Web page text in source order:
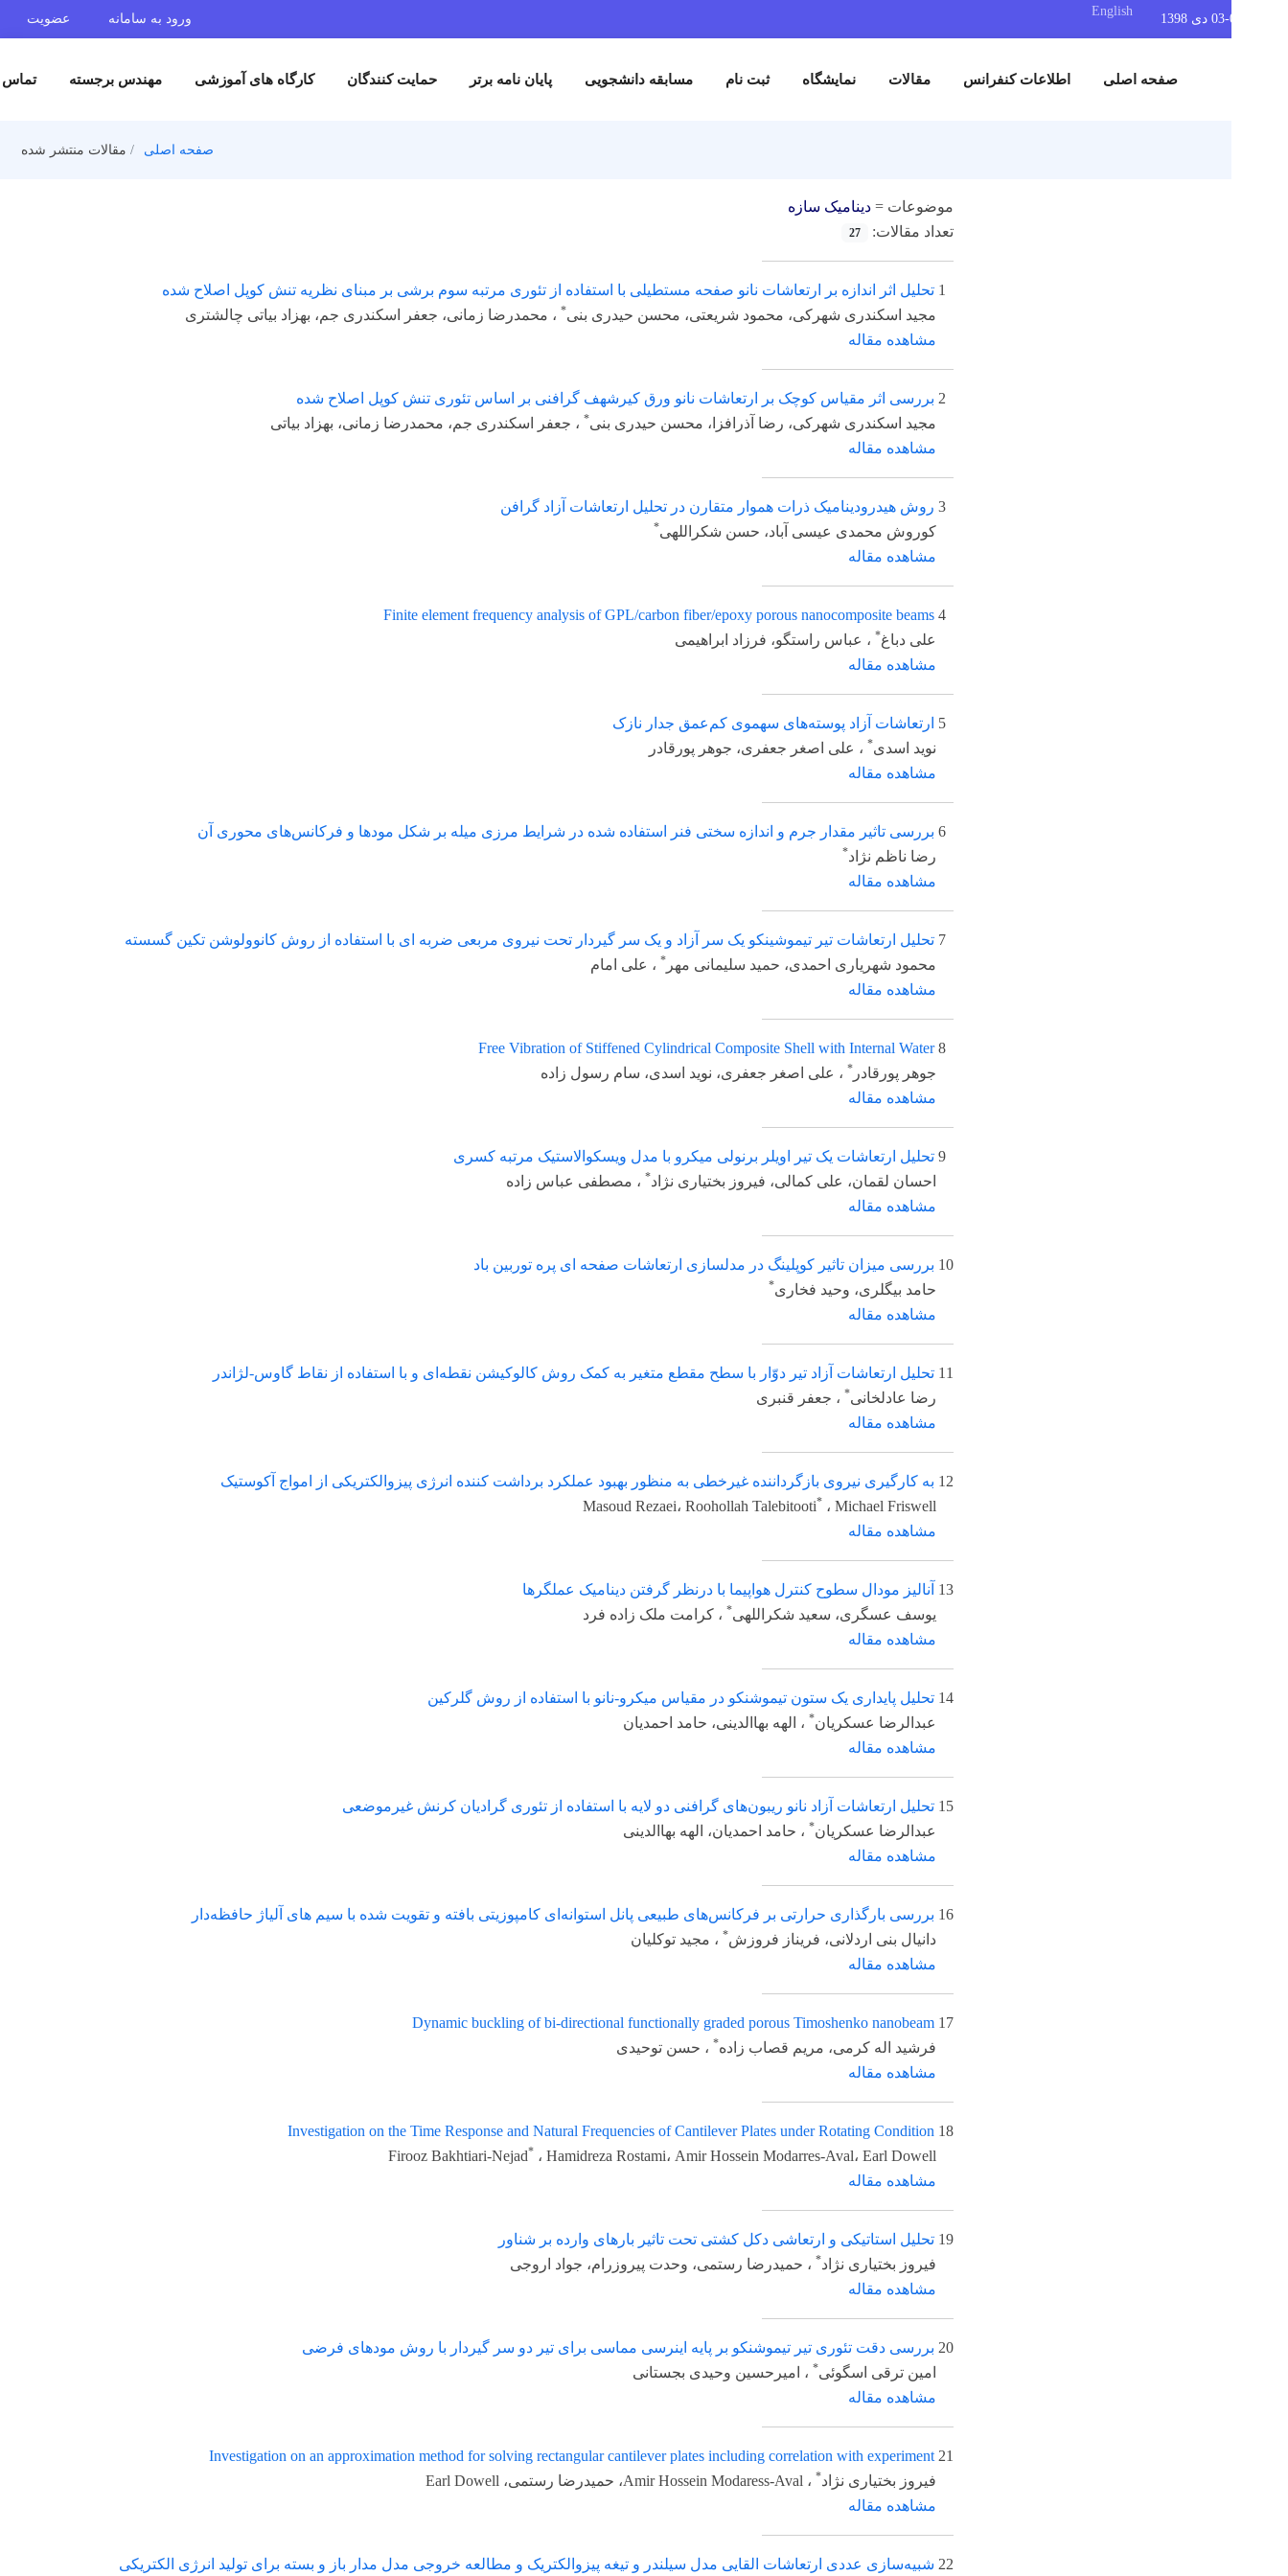
English
ورود به سامانه عضویت
صفحه اصلی اطلاعات کنفرانس مقالات نمایشگاه ثبت نام مسابقه دانشجویی پایان نامه برتر حمایت کنندگان کارگاه های آموزشی مهندس برجسته تماس با ما
صفحه اصلی مقالات منتشر شده
موضوعات =دینامیک سازه
تعداد مقالات: 27
تحلیل اثر اندازه بر ارتعاشات نانو صفحه مستطیلی با استفاده از تئوری مرتبه سوم برشی بر مبنای نظریه تنش کوپل اصلاح شده
مجید اسکندری شهرکی، محمود شریعتی، محسن حیدری بنی ، محمدرضا زمانی، جعفر اسکندری جم، بهزاد بیاتی چالشتری
مشاهده مقاله
بررسی اثر مقیاس کوچک بر ارتعاشات نانو ورق کیرشهف گرافنی بر اساس تئوری تنش کوپل اصلاح شده
مجید اسکندری شهرکی، رضا آذرافزا، محسن حیدری بنی ، جعفر اسکندری جم، محمدرضا زمانی، بهزاد بیاتی
مشاهده مقاله
روش هیدرودینامیک ذرات هموار متقارن در تحلیل ارتعاشات آزاد گرافن
کوروش محمدی عیسی آباد، حسن شکراللهی*
مشاهده مقاله
Finite element frequency analysis of GPL/carbon fiber/epoxy porous nanocomposite beams
*، عباس راستگو، فرزاد ابراهیمی
مشاهده مقاله
ارتعاشات آزاد پوسته‌های سهموی کم‌عمق جدار نازک
نوید اسدی ، علی اصغر جعفری، جوهر پورقادر
مشاهده مقاله
بررسی تاثیر مقدار جرم و اندازه سختی فنر استفاده شده در شرایط مرزی میله بر شکل مودها و فرکانس‌های محوری آن
رضا ناظم نژاد*
مشاهده مقاله
تحلیل ارتعاشات تیر تیموشینکو یک سر آزاد و یک سر گیردار تحت نیروی مربعی ضربه ای با استفاده از روش کانوولوشن تکین گسسته
محمود شهریاری احمدی، حمید سلیمانی مهر ، علی امام
مشاهده مقاله
Free Vibration of Stiffened Cylindrical Composite Shell with Internal Water
جوهر پورقادر
، علی اصغر جعفری، نوید اسدی، سام رسول زاده
مشاهده مقاله
تحلیل ارتعاشات یک تیر اویلر برنولی میکرو با مدل ویسکوالاستیک مرتبه کسری
احسان لقمان، علی کمالی، فیروز بختیاری نژاد ، مصطفی عباس زاده
مشاهده مقاله
بررسی میزان تاثیر کوپلینگ در مدلسازی ارتعاشات صفحه ای پره توربین باد
حامد بیگلری، وحید فخاری
مشاهده مقاله
تحلیل ارتعاشات آزاد تیر دوّار با سطح مقطع متغیر به کمک روش کالوکیشن نقطه‌ای و با استفاده از نقاط گاوس-لژاندر
رضا عادلخانی *، جعفر قنبری
مشاهده مقاله
به کارگیری نیروی بازگرداننده غیرخطی به منظور بهبود عملکرد برداشت کننده انرژی پیزوالکتریکی از امواج آکوستیک
Masoud Rezaei، Roohollah Talebitooti*، Michael Friswell
مشاهده مقاله
آنالیز مودال سطوح کنترل هواپیما با درنظر گرفتن دینامیک عملگرها
یوسف عسگری، سعید شکراللهی* ، کرامت ملک زاده فرد
مشاهده مقاله
تحلیل پایداری یک ستون تیموشنکو در مقیاس میکرو-نانو با استفاده از روش گلرکین
عبدالرضا عسکریان*، الهه بهاالدینی، حامد احمدیان
مشاهده مقاله
تحلیل ارتعاشات آزاد نانو ریبون‌های گرافنی دو لایه با استفاده از تئوری گرادیان کرنش غیرموضعی
عبدالرضا عسکریان*، حامد احمدیان، الهه بهاالدینی
مشاهده مقاله
بررسی بارگذاری حرارتی بر فرکانس‌های طبیعی پانل‌ استوانه‌ای کامپوزیتی بافته و تقویت شده با سیم های آلیاژ حافظه‌دار
دانیال بنی اردلانی، فریناز فروزش ، مجید توکلیان
مشاهده مقاله
Dynamic buckling of bi-directional functionally graded porous Timoshenko nanobeam
فرشید اله کرمی، مریم قصاب زاده ، حسن توحیدی
مشاهده مقاله
Investigation on the Time Response and Natural Frequencies of Cantilever Plates under Rotating Condition
Firooz Bakhtiari-Nejad*، Hamidreza Rostami، Amir Hossein Modarres-Aval، Earl Dowell
مشاهده مقاله
تحلیل استاتیکی و ارتعاشی دکل کشتی تحت تاثیر بارهای وارده بر شناور
فیروز بختیاری نژاد ، حمیدرضا رستمی، وحدت پیروزرام، جواد اروجی
مشاهده مقاله
بررسی دقت تئوری تیر تیموشنکو بر پایه اینرسی مماسی برای تیر دو سر گیردار با روش مودهای فرضی
امین ترقی اسگوئی
، امیرحسین وحیدی بجستانی
مشاهده مقاله
Investigation on an approximation method for solving rectangular cantilever plates including correlation with experiment
فیروز بختیاری نژاد ، Amir Hossein Modaress-Aval، حمیدرضا رستمی، Earl Dowell
مشاهده مقاله
شبیه‌سازی عددی ارتعاشات القایی مدل سیلندر و تیغه پیزوالکتریک و مطالعه خروجی مدل مدار باز و بسته برای تولید انرژی الکتریکی